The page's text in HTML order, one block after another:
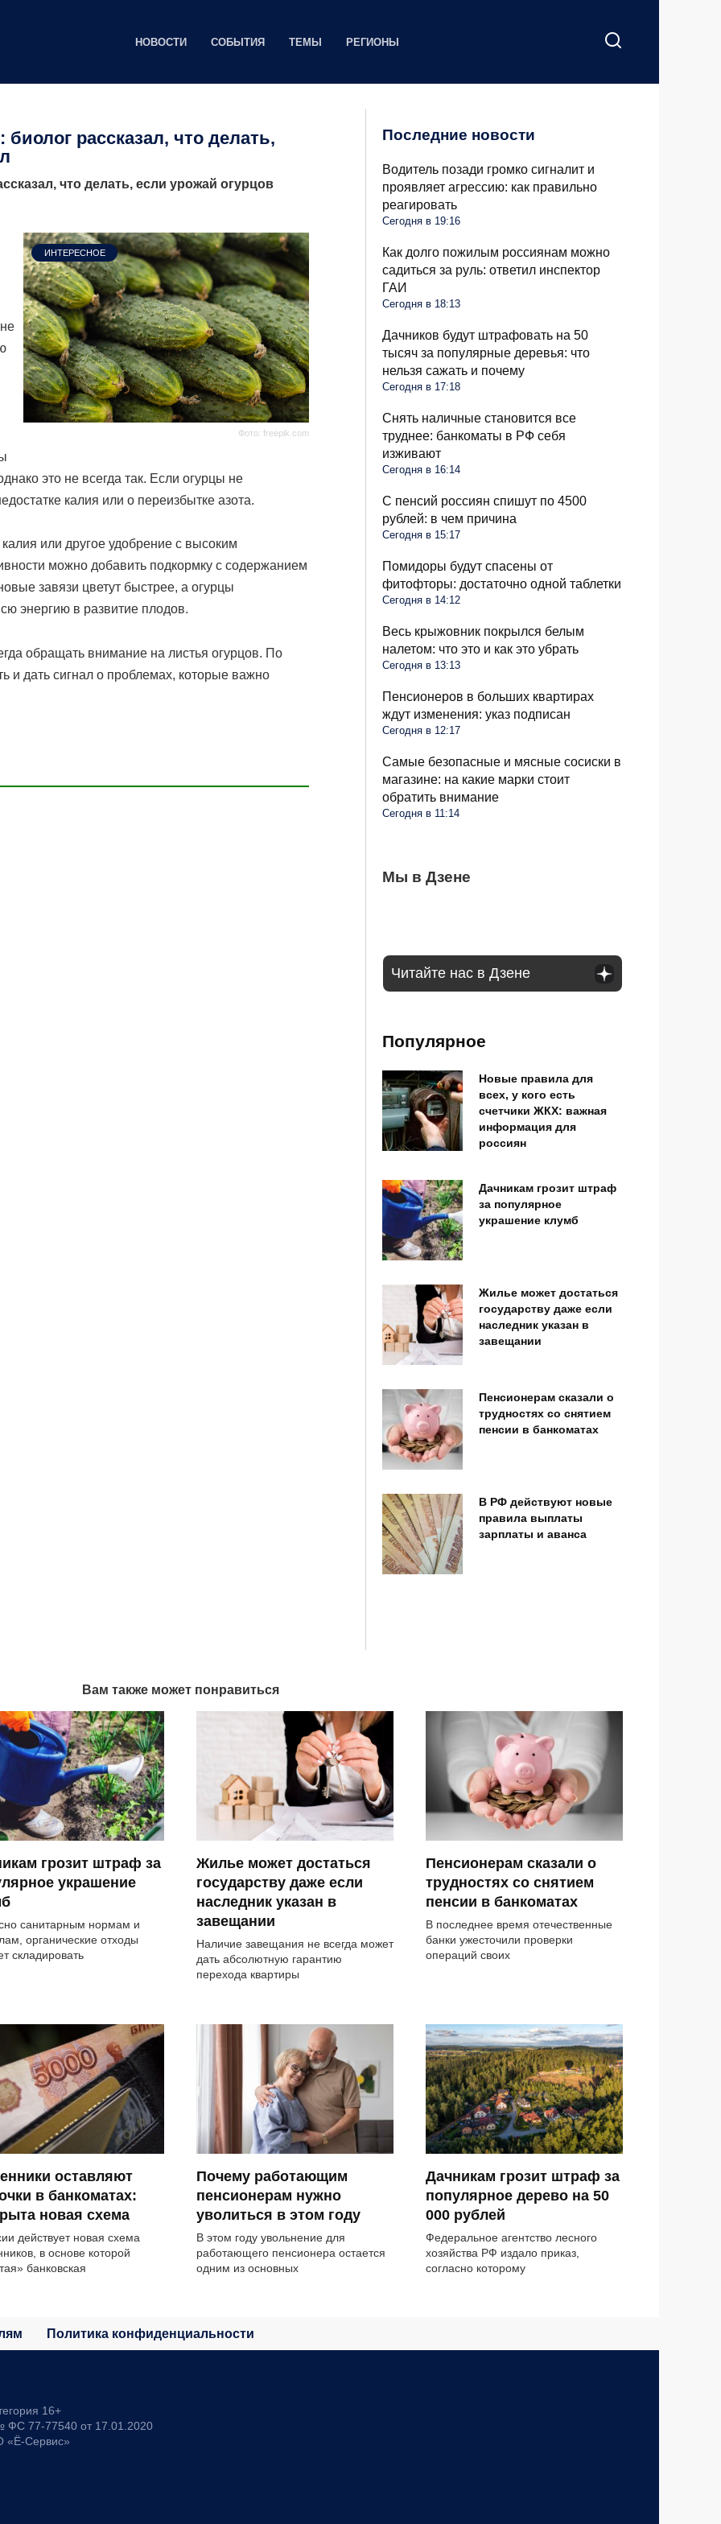
НОВОСТИ СОБЫТИЯ ТЕМЫ РЕГИОНЫ
рассказал, что делать,
что делать, если урожай огурцов
Фото: freepik.com
ИНТЕРЕСНОЕ
это не всегда так. Если огурцы не
калия или о переизбытке азота.
или другое удобрение с высоким
можно добавить подкормку с содержанием
завязи цветут быстрее, а огурцы
энергию в развитие плодов.
обращать внимание на листья огурцов. По
и дать сигнал о проблемах, которые важно
Последние новости
Водитель позади громко сигналит и
проявляет агрессию: как правильно
реагировать
Сегодня в 19:16
Как долго пожилым россиянам можно
садиться за руль: ответил инспектор
ГАИ
Сегодня в 18:13
Дачников будут штрафовать на 50
тысяч за популярные деревья: что
нельзя сажать и почему
Сегодня в 17:18
Снять наличные становится все
труднее: банкоматы в РФ себя
изживают
Сегодня в 16:14
С пенсий россиян спишут по 4500
рублей: в чем причина
Сегодня в 15:17
Помидоры будут спасены от
фитофторы: достаточно одной таблетки
Сегодня в 14:12
Весь крыжовник покрылся белым
налетом: что это и как это убрать
Сегодня в 13:13
Пенсионеров в больших квартирах
ждут изменения: указ подписан
Сегодня в 12:17
Самые безопасные и мясные сосиски в
магазине: на какие марки стоит
обратить внимание
Сегодня в 11:14
Мы в Дзене
Как долго пожилым россиянам можно
садиться за руль: ответил инспектор ГАИ
Дачников будут штрафовать на 50 тысяч
Снять наличные становится все труднее:
Читайте нас в Дзене
Популярное
Новые правила для
всех, у кого есть
счетчики ЖКХ: важная
информация для
россиян
Дачникам грозит штраф
за популярное
украшение клумб
Жилье может достаться
государству даже если
наследник указан в
завещании
Пенсионерам сказали о
трудностях со снятием
пенсии в банкоматах
В РФ действуют новые
правила выплаты
зарплаты и аванса
Вам также может понравиться
грозит штраф за
украшение
санитарным нормам и
органические отходы
складировать
Жилье может достаться
государству даже если
наследник указан в
завещании
Наличие завещания не всегда может
дать абсолютную гарантию
перехода квартиры
Пенсионерам сказали о
трудностях со снятием
пенсии в банкоматах
В последнее время отечественные
банки ужесточили проверки
операций своих
оставляют
в банкоматах:
новая схема
действует новая схема
в основе которой
банковская
Почему работающим
пенсионерам нужно
уволиться в этом году
В этом году увольнение для
работающего пенсионера остается
одним из основных
Дачникам грозит штраф за
популярное дерево на 50
000 рублей
Федеральное агентство лесного
хозяйства РФ издало приказ,
согласно которому
Политика конфиденциальности
16+
ФС 77-77540 от 17.01.2020
«Ё-Сервис»